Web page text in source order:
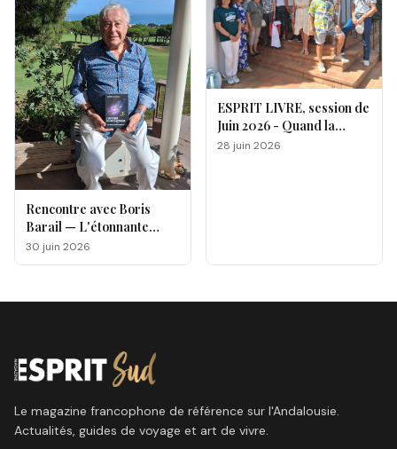
Rencontre avec Boris
Barail — L'étonnante
odyssée d'un électron
voyageur
30 juin 2026
ESPRIT LIVRE, session de
Juin 2026 - Quand la
magie opère !
28 juin 2026
Le magazine francophone de référence sur l'Andalousie.
Actualités, guides de voyage et art de vivre.